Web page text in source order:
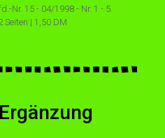
Nr. 15 - 04/1998 - Nr. 1 - 5.
Seiten | 1,50 DM